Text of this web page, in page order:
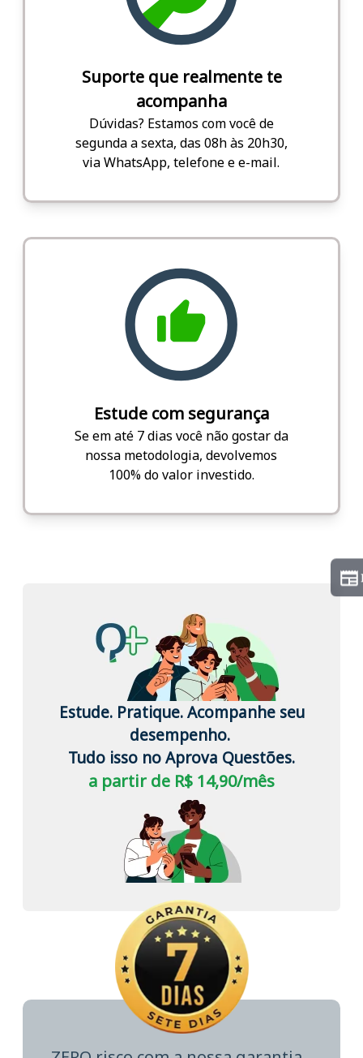
Suporte que realmente te
acompanha
Dúvidas? Estamos com você de
segunda a sexta, das 08h às 20h30,
via WhatsApp, telefone e e-mail.
Estude com segurança
Se em até 7 dias você não gostar da
nossa metodologia, devolvemos
100% do valor investido.
Estude. Pratique. Acompanhe seu
desempenho.
Tudo isso no Aprova Questões.
a partir de R$ 14,90/mês